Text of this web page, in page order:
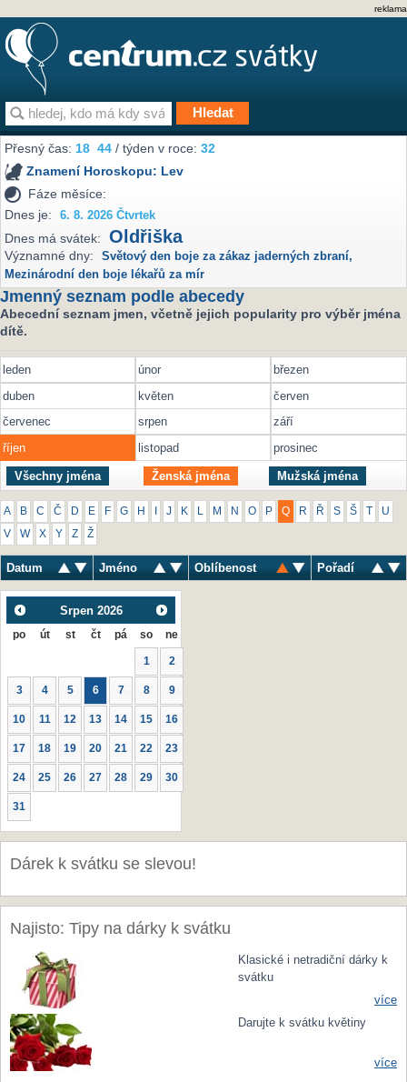
reklama
Přesný čas:18 44 / týden v roce:32
Znamení Horoskopu: Lev
Fáze měsíce:
Dnes je:
6. 8. 2026 Čtvrtek
Dnes má svátek: Oldřiška
Významné dny: Světový den boje za zákaz jaderných zbraní,
Mezinárodní den boje lékařů za mír
Jmenný seznam podle abecedy
Abecední seznam jmen, včetně jejich popularity pro výběr jména
dítě.
leden únor
březen
duben
květen
červen
červenec
srpen
září
říjen
listopad prosinec
Všechny jména Ženská jména Mužská jména
A B C Č D E F G H J K M N O P Q R Ř S Š U
V W X Y Z Ž
Datum Jméno Oblíbenost Pořadí
Srpen 2026
po út st čt pá so ne
1 2
3 4 5 6 7 8 9
10 11 12 13 14 15 16
17 18 19 20 21 22 23
24 25 26 27 28 29 30
31
Dárek k svátku se slevou!
Najisto: Tipy na dárky k svátku
Klasické i netradiční dárky k
svátku
více
Darujte k svátku květiny
více